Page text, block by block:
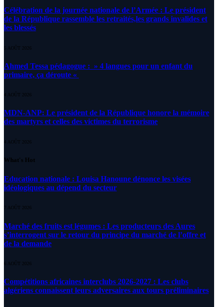
Célébration de la journée nationale de l’Armée : Le président
de la République rassemble les retraités,les grands invalides et
les blessés
5 AOÛT 2026
Ahmed Tessa pédagogue : » 4 langues pour un enfant du
primaire, ça déroute «
4 AOÛT 2026
MDN-ANP: Le président de la République honore la mémoire
des martyrs et celles des victimes du terrorisme
4 AOÛT 2026
What's Hot
Education nationale : Louisa Hanoune dénonce les visées
idéologiques au dépend du secteur
7 AOÛT 2026
Marché des fruits est légumes : Les producteurs des Aures
s’interrogent sur le retour du principe du marché de l’offre et
de la demande
6 AOÛT 2026
Compétitions africaines interclubs 2026-2027 : Les clubs
algériens connaissent leurs adversaires aux tours préliminaires